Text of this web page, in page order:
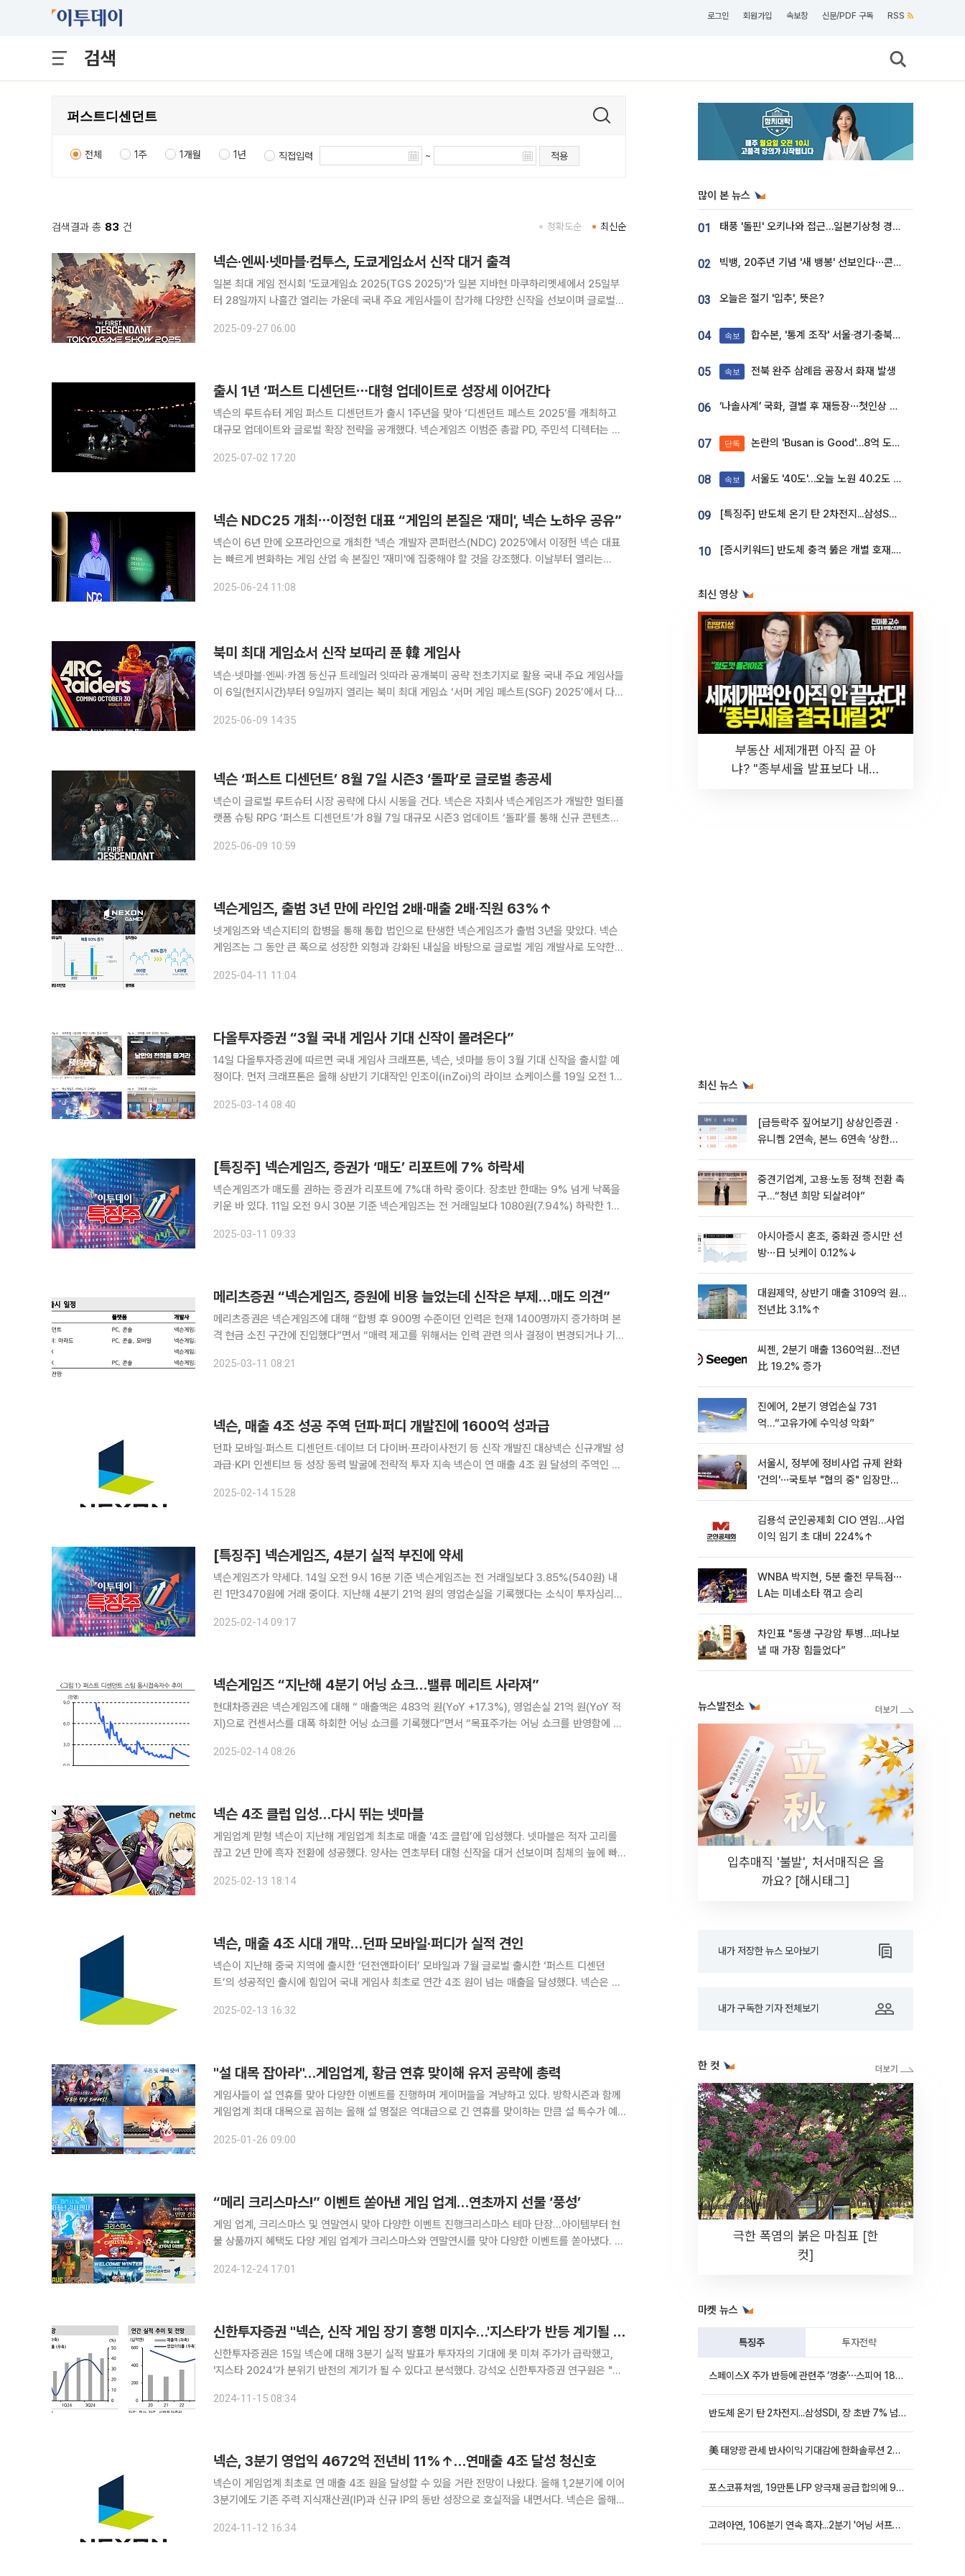
로그인 회원가입 속보창 신문/PDF 구독 RSS
검색
전체 1주 1개월 1년 직접입력 ~ 적용
검색결과 총 83 건 최신순
정확도순
넥슨·엔씨·넷마블·컴투스, 도쿄게임쇼서 신작 대거 출격
일본 최대 게임 전시회 '도쿄게임쇼 2025(TGS 2025)'가 일본 지바현 마쿠하리멧세에서 25일부
터 28일까지 나흘간 열리는 가운데 국내 주요 게임사들이 참가해 다양한 신작을 선보이며 글로벌
트 디센던트'의 단독 부스를 운영한다. 공간을 꾸밀 수 있는
2025-09-27 06:00
출시 1년 ‘퍼스트 디센던트⋯대형 업데이트로 성장세 이어간다
넥슨의 루트슈터 게임 퍼스트 디센던트가 출시 1주년을 맞아 ‘디센던트 페스트 2025’를 개최하고
대규모 업데이트와 글로벌 확장 전략을 공개했다. 넥슨게임즈 이범준 총괄 PD, 주민석 디렉터는 디
2025-07-02 17:20
넥슨 NDC25 개최⋯이정헌 대표 “게임의 본질은 '재미', 넥슨 노하우 공유”
넥슨이 6년 만에 오프라인으로 개최한 '넥슨 개발자 콘퍼런스(NDC) 2025'에서 이정헌 넥슨 대표
는 빠르게 변화하는 게임 산업 속 본질인 '재미'에 집중해야 할 것을 강조했다. 이날부터 열리는
일 경기도 판교 넥슨 사옥과 경기창조혁신센터 등에서 열린 'ND
2025-06-24 11:08
북미 최대 게임쇼서 신작 보따리 푼 韓 게임사
넥슨·넷마블·엔씨·카겜 등신규 트레일러 잇따라 공개북미 공략 전초기지로 활용 국내 주요 게임사들
이 6일(현지시간)부터 9일까지 열리는 북미 최대 게임쇼 ‘서머 게임 페스트(SGF) 2025’에서 다수
이 서구권 시장 공략에 주력하고 있는 만큼 SGF에서 존재감을
2025-06-09 14:35
넥슨 ‘퍼스트 디센던트’ 8월 7일 시즌3 ‘돌파’로 글로벌 총공세
넥슨이 글로벌 루트슈터 시장 공략에 다시 시동을 건다. 넥슨은 자회사 넥슨게임즈가 개발한 멀티플
랫폼 슈팅 RPG ‘퍼스트 디센던트’가 8월 7일 대규모 시즌3 업데이트 ‘돌파’를 통해 신규 콘텐츠를
2025(SGF 2025)’를 통해 신규 트레일러와 함께
2025-06-09 10:59
넥슨게임즈, 출범 3년 만에 라인업 2배·매출 2배·직원 63%↑
넷게임즈와 넥슨지티의 합병을 통해 통합 법인으로 탄생한 넥슨게임즈가 출범 3년을 맞았다. 넥슨
게임즈는 그 동안 큰 폭으로 성장한 외형과 강화된 내실을 바탕으로 글로벌 게임 개발사로 도약한다
슨게임즈는(넷게임즈 기준) 라이브 게임으로 ‘블루 아카이브’와 ‘V4’
2025-04-11 11:04
다올투자증권 “3월 국내 게임사 기대 신작이 몰려온다”
14일 다올투자증권에 따르면 국내 게임사 크래프톤, 넥슨, 넷마블 등이 3월 기대 신작을 출시할 예
정이다. 먼저 크래프톤은 올해 상반기 기대작인 인조이(inZoi)의 라이브 쇼케이스를 19일 오전 10
스에서 게임 가격과 DLC 관련 내용이 발표될 예정이
2025-03-14 08:40
[특징주] 넥슨게임즈, 증권가 ‘매도’ 리포트에 7% 하락세
넥슨게임즈가 매도를 권하는 증권가 리포트에 7%대 하락 중이다. 장초반 한때는 9% 넘게 낙폭을
키운 바 있다. 11일 오전 9시 30분 기준 넥슨게임즈는 전 거래일보다 1080원(7.94%) 하락한 1만
2025-03-11 09:33
메리츠증권 “넥슨게임즈, 증원에 비용 늘었는데 신작은 부제…매도 의견”
메리츠증권은 넥슨게임즈에 대해 “합병 후 900명 수준이던 인력은 현재 1400명까지 증가하며 본
격 현금 소진 구간에 진입했다”면서 “매력 제고를 위해서는 인력 관련 의사 결정이 변경되거나 기존
2025-03-11 08:21
넥슨, 매출 4조 성공 주역 던파·퍼디 개발진에 1600억 성과급
던파 모바일·퍼스트 디센던트·데이브 더 다이버·프라이사전기 등 신작 개발진 대상넥슨 신규개발 성
과급·KPI 인센티브 등 성장 동력 발굴에 전략적 투자 지속 넥슨이 연 매출 4조 원 달성의 주역인 던
지급했다. 직원들의 사기를 북돋고 유능한 인재 유출을 방
2025-02-14 15:28
[특징주] 넥슨게임즈, 4분기 실적 부진에 약세
넥슨게임즈가 약세다. 14일 오전 9시 16분 기준 넥슨게임즈는 전 거래일보다 3.85%(540원) 내
린 1만3470원에 거래 중이다. 지난해 4분기 21억 원의 영업손실을 기록했다는 소식이 투자심리를
트가 2번의 시즌 업데이트에도 동접자수 반등에 실패하며
2025-02-14 09:17
넥슨게임즈 “지난해 4분기 어닝 쇼크…밸류 메리트 사라져”
현대차증권은 넥슨게임즈에 대해 “ 매출액은 483억 원(YoY +17.3%), 영업손실 21억 원(YoY 적
지)으로 컨센서스를 대폭 하회한 어닝 쇼크를 기록했다”면서 “목표주가는 어닝 쇼크를 반영함에 따
9000원을 제시했다. 현재주가(13일 기준)는 1
2025-02-14 08:26
넥슨 4조 클럽 입성…다시 뛰는 넷마블
게임업계 맏형 넥슨이 지난해 게임업계 최초로 매출 ‘4조 클럽’에 입성했다. 넷마블은 적자 고리를
끊고 2년 만에 흑자 전환에 성공했다. 양사는 연초부터 대형 신작을 대거 선보이며 침체의 늪에 빠
일’과 글로벌 출시한 ‘퍼스트디센던트’의 흥행에 힘입어 4조91억 원
2025-02-13 18:14
넥슨, 매출 4조 시대 개막…던파 모바일·퍼디가 실적 견인
넥슨이 지난해 중국 지역에 출시한 ‘던전앤파이터’ 모바일과 7월 글로벌 출시한 ‘퍼스트 디센던
트’의 성공적인 출시에 힘입어 국내 게임사 최초로 연간 4조 원이 넘는 매출을 달성했다. 넥슨은 지
다고 13일 밝혔다. 4분기 매출은 7,294억 원을 기록
2025-02-13 16:32
"설 대목 잡아라"…게임업계, 황금 연휴 맞이해 유저 공략에 총력
게임사들이 설 연휴를 맞아 다양한 이벤트를 진행하며 게이머들을 겨냥하고 있다. 방학시즌과 함께
게임업계 최대 대목으로 꼽히는 올해 설 명절은 역대급으로 긴 연휴를 맞이하는 만큼 설 특수가 예
쓰론 앤 리버티(TL)는 다음달 6일까지 ‘해피 루나 뉴 이어!’ 이
2025-01-26 09:00
“메리 크리스마스!” 이벤트 쏟아낸 게임 업계…연초까지 선물 ‘풍성’
게임 업계, 크리스마스 및 연말연시 맞아 다양한 이벤트 진행크리스마스 테마 단장…아이템부터 현
물 상품까지 혜택도 다양 게임 업계가 크리스마스와 연말연시를 맞아 다양한 이벤트를 쏟아냈다. 크
따르면 넥슨을 비롯해 엔씨소프트, 넷마블, 카카오게임즈, 컴투스, 컴투
2024-12-24 17:01
신한투자증권 "넥슨, 신작 게임 장기 흥행 미지수…'지스타'가 반등 계기될 것"
신한투자증권은 15일 넥슨에 대해 3분기 실적 발표가 투자자의 기대에 못 미쳐 주가가 급락했고,
'지스타 2024'가 분위기 반전의 계기가 될 수 있다고 분석했다. 강석오 신한투자증권 연구원은 "넥
엔을 기록하며 영업이익은 컨센서스를 하회했다"라
2024-11-15 08:34
넥슨, 3분기 영업익 4672억 전년비 11%↑…연매출 4조 달성 청신호
넥슨이 게임업계 최초로 연 매출 4조 원을 달성할 수 있을 거란 전망이 나왔다. 올해 1,2분기에 이어
3분기에도 기존 주력 지식재산권(IP)과 신규 IP의 동반 성장으로 호실적을 내면서다. 넥슨은 올해 3
을 기록했다고 12일 일본 도쿄증권거
2024-11-12 16:34
많이 본 뉴스
01 태풍 '돌핀' 오키나와 접근…일본기상청 경로 업데이트
02 빅뱅, 20주년 기념 '새 뱅봉' 선보인다⋯콘서트 앞두고 팝업 개최
03 오늘은 절기 '입추', 뜻은?
04 속보 합수본, '통계 조작' 서울·경기·충북 선관위 등 추가 압수수색
05 속보 전북 완주 삼례읍 공장서 화재 발생
06 ‘나솔사계’ 국화, 결별 후 재등장⋯첫인상 투표 휩쓸고 ‘인기녀’ 등극
07 단독 논란의 'Busan is Good'…8억 도시브랜드, 용산 대통령실 CI 업체가 수행
08 속보 서울도 '40도'…오늘 노원 40.2도 기록
09 [특징주] 반도체 온기 탄 2차전지...삼성SDI, 장 초반 7% 넘게 껑충
10 [증시키워드] 반도체 충격 뚫은 개별 호재...포스코퓨처엠·에코프로·한화솔루션 '눈길'
최신 영상
부동산 세제개편 아직 끝 아
냐? "종부세율 발표보다 내릴
최신 뉴스
[급등락주 짚어보기] 상상인증권ㆍ
유니켐 2연속, 본느 6연속 ‘상한
중견기업계, 고용·노동 정책 전환 촉
구…“청년 희망 되살려야”
아시아증시 혼조, 중화권 증시만 선
방⋯日 닛케이 0.12%↓
대원제약, 상반기 매출 3109억 원…
전년比 3.1%↑
씨젠, 2분기 매출 1360억원…전년
比 19.2% 증가
진에어, 2분기 영업손실 731
억…“고유가에 수익성 악화”
서울시, 정부에 정비사업 규제 완화
'건의'⋯국토부 "협의 중" 입장만
김용석 군인공제회 CIO 연임…사업
이익 임기 초 대비 224%↑
WNBA 박지현, 5분 출전 무득점⋯
LA는 미네소타 꺾고 승리
차인표 "동생 구강암 투병…떠나보
낼 때 가장 힘들었다”
뉴스발전소
입추매직 '불발', 처서매직은 올
까요? [해시태그]
내가 저장한 뉴스 모아보기
내가 구독한 기자 전체보기
한 컷
극한 폭염의 붉은 마침표 [한
컷]
마켓 뉴스
특징주 투자전략
스페이스X 주가 반등에 관련주 ‘껑충’⋯스피어 18%ㆍ에이치브이엠 12%↑
반도체 온기 탄 2차전지...삼성SDI, 장 초반 7% 넘게 껑충
美 태양광 관세 반사이익 기대감에 한화솔루션 20%대·OCI홀딩스 14%대 급등
포스코퓨처엠, 19만톤 LFP 양극재 공급 합의에 9%대 강세
고려아연, 106분기 연속 흑자...2분기 '어닝 서프라이즈'에 장 초반 12%대 강세